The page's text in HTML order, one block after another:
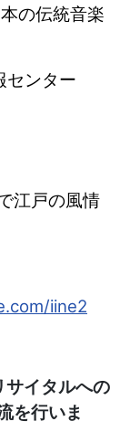
の伝統音楽
センター
江戸の風情
iine2
サイタルへの
を行いま